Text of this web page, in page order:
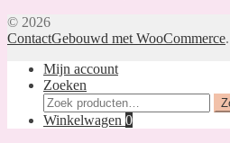
© 2026
ContactGebouwd met WooCommerce.
Mijn account
Zoeken
Zoeken
naar:
Winkelwagen 0